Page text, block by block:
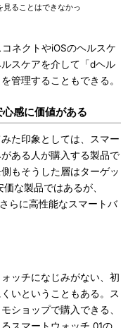
見ることはできなかっ
ネクトやiOSのヘルスケ
スケアを介して「dヘル
管理することもできる。
感に価値がある
た印象としては、スマー
ある人が購入する製品で
もそうした層はターゲッ
な製品ではあるが、
らに高性能なスマートバ
ッチになじみがない、初
いということもある。ス
ショップで購入できる、